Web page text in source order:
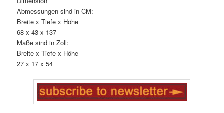
Abmessungen sind in CM:
Breite x Tiefe x Höhe
68 x 43 x 137
Maße sind in Zoll:
Breite x Tiefe x Höhe
27 x 17 x 54